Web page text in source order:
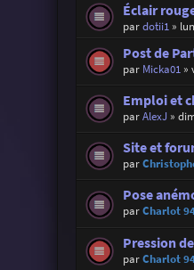
Éclair
pardotii1»
Post de
par Micka01»
Emploi et
parAlexJ »
Site et
par
Pose
parCharlot
Pression
parCharlot